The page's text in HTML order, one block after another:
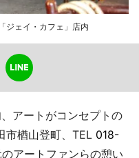
ジェイ・カフェ」店内
アートがコンセプトの
市楢山登町、TEL 018-
アートファンらの憩い